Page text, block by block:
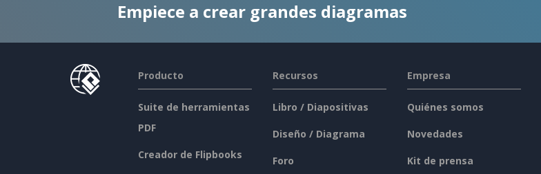
Empiece a crear grandes diagramas
Producto
Suite de herramientas
PDF
Creador de Flipbooks
Recursos
Libro / Diapositivas
Diseño / Diagrama
Foro
Empresa
Quiénes somos
Novedades
Kit de prensa